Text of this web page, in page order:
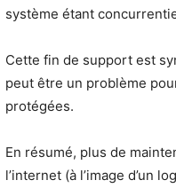
système étant
Cette fin de support est
peut être un problème
protégées.
En résumé, plus de
l’internet (à l’image d’un